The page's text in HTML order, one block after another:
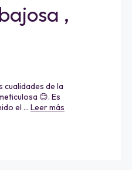
,
cualidades de la
😊. Es
el … Leer más